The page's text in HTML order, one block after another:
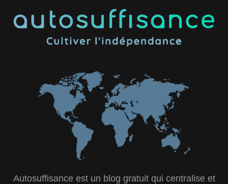
Autosuffisance est un blog gratuit qui centralise et